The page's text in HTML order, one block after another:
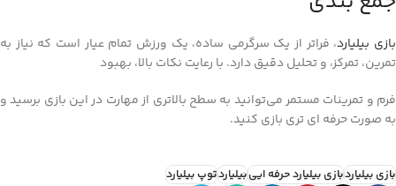
بازی بیلیارد، فراتر از یک سرگرمی ساده، یک ورزش تمام عیار است که نیاز به
تمرین، تمرکز، و تحلیل دقیق دارد. با رعایت نکات بالا، بهبود
فرم و تمرینات مستمر می‌توانید به سطح بالاتری از مهارت در این بازی برسید و
به صورت حرفه‌ ای‌ تری بازی کنید.
بازی بیلیاردبازی بیلیارد حرفه اییبیلیاردتوپ بیلیارد